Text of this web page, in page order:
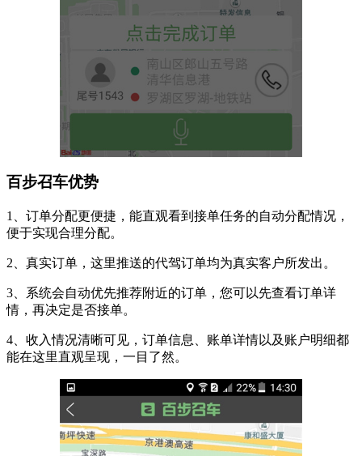
百步召车优势
1、订单分配更便捷，能直观看到接单任务的自动分配情况，
便于实现合理分配。
2、真实订单，这里推送的代驾订单均为真实客户所发出。
3、系统会自动优先推荐附近的订单，您可以先查看订单详
情，再决定是否接单。
4、收入情况清晰可见，订单信息、账单详情以及账户明细都
能在这里直观呈现，一目了然。